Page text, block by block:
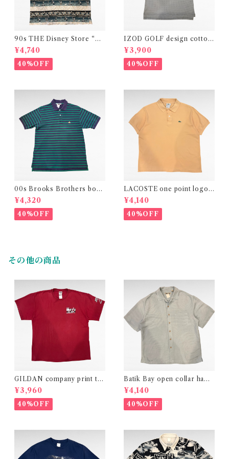
90s THE Disney Store “Mi
ckey Mouse” border desig
n polo shirt
¥4,740
40%OFF
IZOD GOLF design cotton
polo shirt
¥3,900
40%OFF
00s Brooks Brothers bord
er design polo shirt
¥4,320
40%OFF
LACOSTE one point logo e
mbroidery plain polo shirt
¥4,140
40%OFF
その他の商品
GILDAN company print t-s
hirt
¥3,960
40%OFF
Batik Bay open collar hawa
iian design rayon polyester
shirt
¥4,140
40%OFF